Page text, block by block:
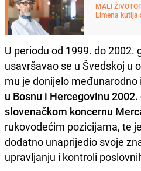
MALI
Limena kutija
U periodu od 1999. do 2002.
usavršavao se u Švedskoj u
mu je donijelo međunarodno
u Bosnu i Hercegovinu
slovenačkom koncernu
rukovodećim pozicijama, te
dodatno unaprijedio svoje
upravljanju i kontroli